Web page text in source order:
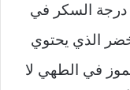
درجة السكر في
الذي يحتوي
في الطهي لا